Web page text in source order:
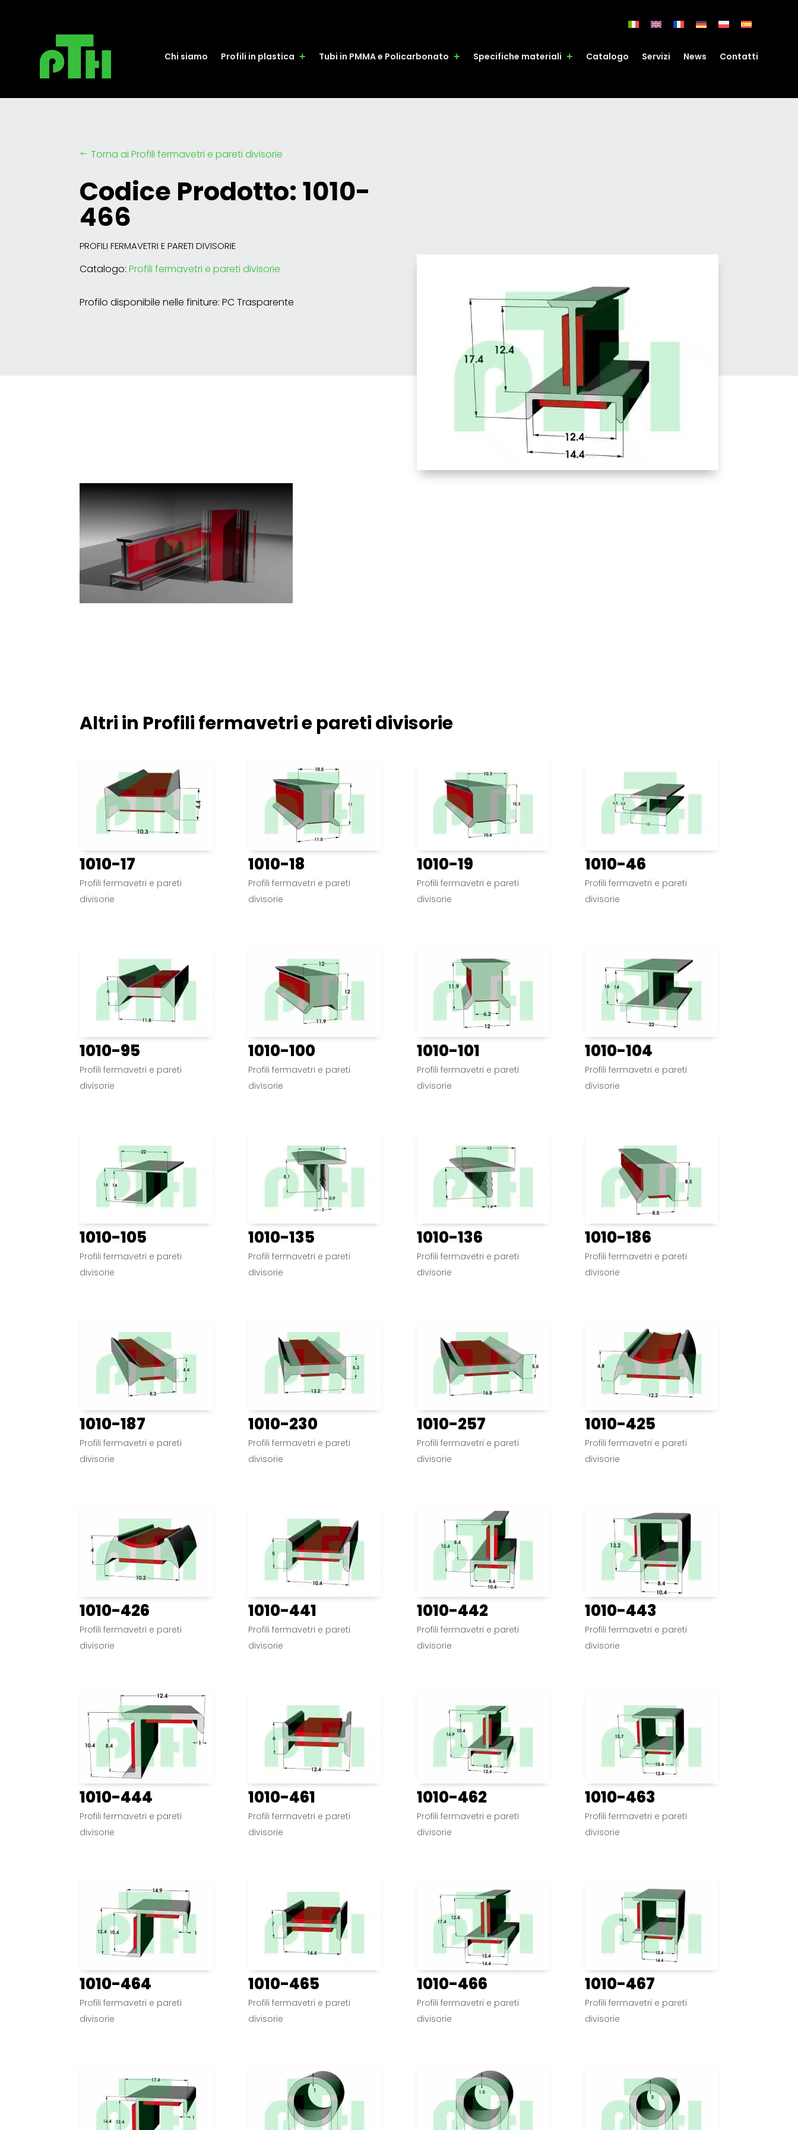
Chi siamo Profili in plastica Tubi in PMMA e Policarbonato Specifiche materiali Catalogo Servizi News Contatti
# Torna ai Profili fermavetri e pareti divisorie
Codice Prodotto: 1010-
466
PROFILI FERMAVETRI E PARETI DIVISORIE
Catalogo:Profili fermavetri e pareti divisorie
Profilo disponibile nelle finiture: PC Trasparente
Altri in Profili fermavetri e pareti divisorie
1010-17
Profili fermavetri e pareti
divisorie
1010-18
Profili fermavetri e pareti
divisorie
1010-19
Profili fermavetri e pareti
divisorie
1010-46
Profili fermavetri e pareti
divisorie
1010-95
Profili fermavetri e pareti
divisorie
1010-100
Profili fermavetri e pareti
divisorie
1010-101
Profili fermavetri e pareti
divisorie
1010-104
Profili fermavetri e pareti
divisorie
1010-105
Profili fermavetri e pareti
divisorie
1010-135
Profili fermavetri e pareti
divisorie
1010-136
Profili fermavetri e pareti
divisorie
1010-186
Profili fermavetri e pareti
divisorie
1010-187
Profili fermavetri e pareti
divisorie
1010-230
Profili fermavetri e pareti
divisorie
1010-257
Profili fermavetri e pareti
divisorie
1010-425
Profili fermavetri e pareti
divisorie
1010-426
Profili fermavetri e pareti
divisorie
1010-441
Profili fermavetri e pareti
divisorie
1010-442
Profili fermavetri e pareti
divisorie
1010-443
Profili fermavetri e pareti
divisorie
1010-444
Profili fermavetri e pareti
divisorie
1010-461
Profili fermavetri e pareti
divisorie
1010-462
Profili fermavetri e pareti
divisorie
1010-463
Profili fermavetri e pareti
divisorie
1010-464
Profili fermavetri e pareti
divisorie
1010-465
Profili fermavetri e pareti
divisorie
1010-466
Profili fermavetri e pareti
divisorie
1010-467
Profili fermavetri e pareti
divisorie